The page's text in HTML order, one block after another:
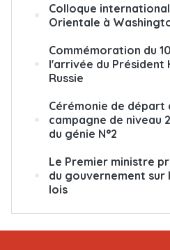
Colloque
Orientale à
Commémoration du
l'arrivée du Président
Russie
Cérémonie de départ
campagne de niveau
du génie N°2
Le Premier ministre
du gouvernement sur
lois